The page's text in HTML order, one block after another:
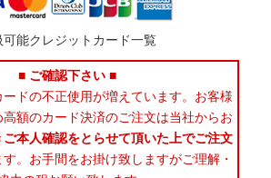
可能クレジットカード一覧
■ ご確認下さい ■
ドの不正使用が増えています。お客様
額のカード決済のご注文は当社からお
ご本人確認をとらせて頂いた上でご注文
す。お手間をお掛け致しますがご理解・